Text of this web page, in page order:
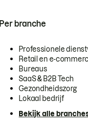
Per branche
Professionele
Retail en e-
Bureaus
SaaS & B2B Tech
Gezondheidszorg
Lokaal bedrijf
Bekijk alle